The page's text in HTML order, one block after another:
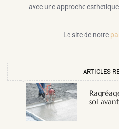
avec une approche
Le site de notre
ARTICLES
sol